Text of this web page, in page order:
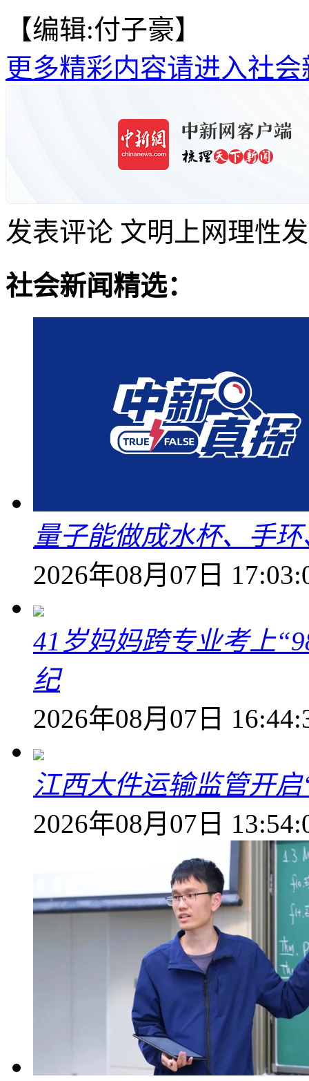
【编辑:付子豪】
更多精彩内容请进入社会
发表评论 文明上网理性
社会新闻精选：
量子能做成水杯、手
2026年08月07日
41岁妈妈跨专业考上
纪
2026年08月07日
江西大件运输监管开
2026年08月07日